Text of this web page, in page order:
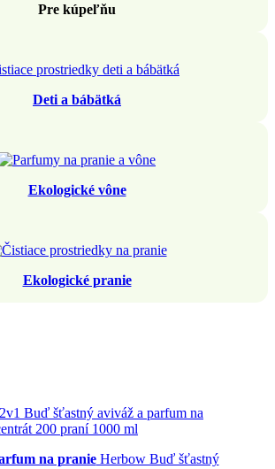
Pre kúpeľňu
Deti a bábätká
Ekologické vône
Ekologické pranie
na pranieHerbow Buď šťastný